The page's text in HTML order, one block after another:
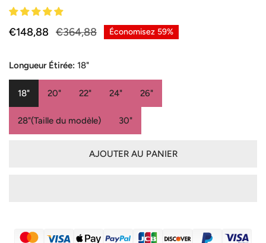
Prix
vente
€148,88
Prix
€364,88 Économisez 59%
Longueur Étirée: 18"
18" 20" 22" 24" 26"
28"(Taille du modèle) 30"
AJOUTER AU PANIER